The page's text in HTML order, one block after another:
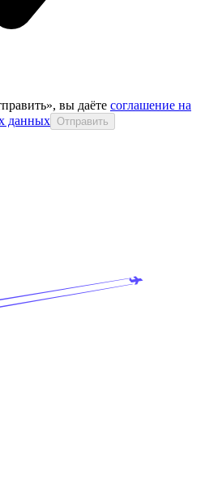
вы даёте соглашение на
данных Отправить